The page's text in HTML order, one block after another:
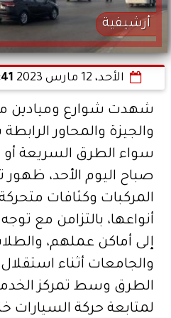
أرشيفية
الأحد، 12 مارس 2023
شهدت شوارع وميادين
والجيزة والمحاور
سواء الطرق السريعة أو
صباح اليوم الأحد،
المركبات وكثافات
أنواعها، بالتزامن مع
إلى أماكن عملهم،
والجامعات أثناء
الطرق وسط تمركز
لمتابعة حركة السيارات